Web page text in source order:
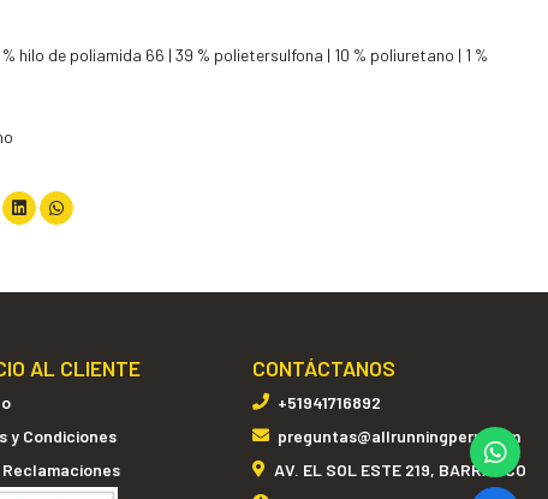
hilo de poliamida 66 | 39 % polietersulfona | 10 % poliuretano | 1 %
AL CLIENTE
y Condiciones
Reclamaciones
CONTÁCTANOS
+51941716892
preguntas@allrunningperu.com
AV. EL SOL ESTE 219, BARRANCO